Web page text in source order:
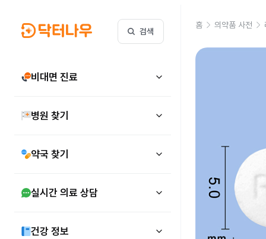
검색
비대면 진료
병원 찾기
약국 찾기
실시간 의료 상담
건강 정보
홈 의약품 사전